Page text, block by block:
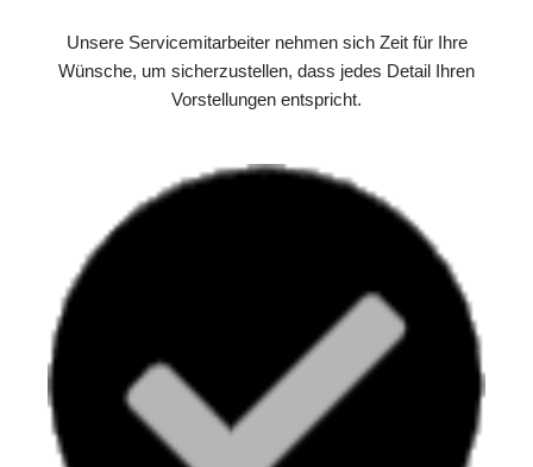
Unsere Servicemitarbeiter nehmen sich Zeit für Ihre
Wünsche, um sicherzustellen, dass jedes Detail Ihren
Vorstellungen entspricht.